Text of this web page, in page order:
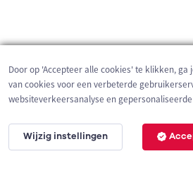
200 m
Door op 'Accepteer alle cookies' te klikken,
van cookies voor een verbeterde
websiteverkeersanalyse en
Wijzig instellingen